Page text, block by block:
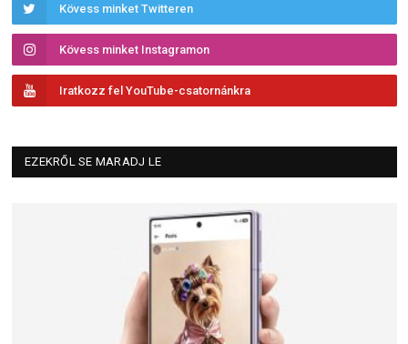
Kövess minket Twitteren
Kövess minket Instagramon
Iratkozz fel YouTube-csatornánkra
EZEKRŐL SE MARADJ LE